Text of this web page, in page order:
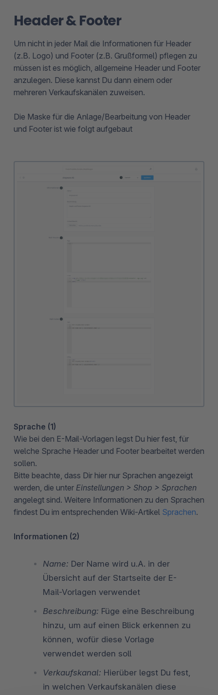
Header & Footer
Um nicht in jeder Mail die Informationen für Header
(z.B. Logo) und Footer (z.B. Grußformel) pflegen zu
müssen ist es möglich, allgemeine Header und Footer
anzulegen. Diese kannst Du dann einem oder
mehreren Verkaufskanälen zuweisen.
Die Maske für die Anlage/Bearbeitung von Header
und Footer ist wie folgt aufgebaut
Sprache (1)
Wie bei den E-Mail-Vorlagen legst Du hier fest, für
welche Sprache Header und Footer bearbeitet werden
sollen.
Bitte beachte, dass Dir hier nur Sprachen angezeigt
werden, die unter Einstellungen > Shop > Sprachen
angelegt sind. Weitere Informationen zu den Sprachen
findest Du im entsprechenden Wiki-Artikel Sprachen.
Informationen (2)
Name: Der Name wird u.A. in der
Übersicht auf der Startseite der E-
Mail-Vorlagen verwendet
Beschreibung: Füge eine Beschreibung
hinzu, um auf einen Blick erkennen zu
können, wofür diese Vorlage
verwendet werden soll
Verkaufskanal: Hierüber legst Du fest,
in welchen Verkaufskanälen diese